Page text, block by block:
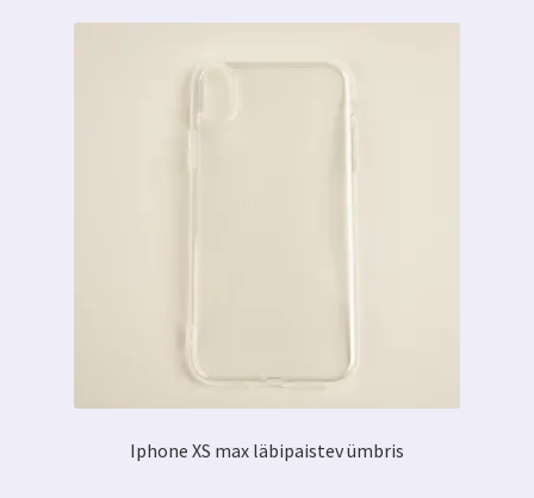
Iphone XS max läbipaistev ümbris